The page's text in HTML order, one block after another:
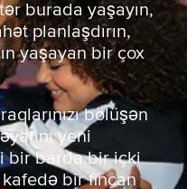
burada yaşayın,
planlaşdırın,
yaşayan bir çox
bölüşən
yeni
bir barda bir içki
kafedə bir fincan